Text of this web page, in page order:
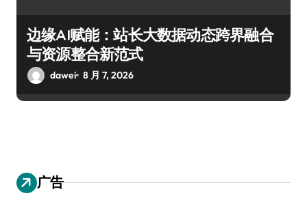
边缘AI赋能：站长大数据动态跨界融合
与资源整合新范式
dawei 8 月 7, 2026
广告